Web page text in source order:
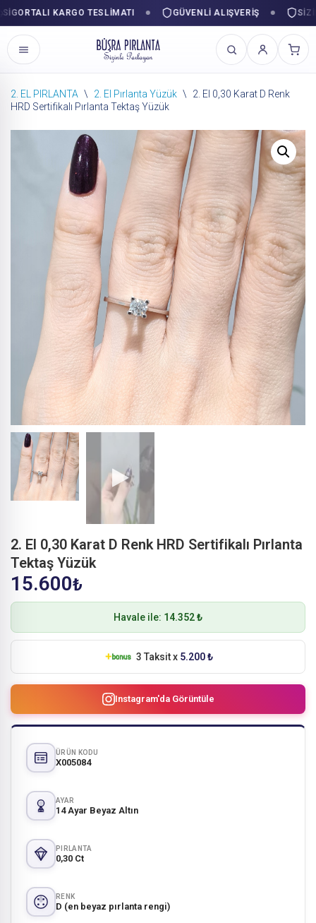
KARGO TESLIMATI GÜVENLI ALIŞVERIŞ
İçeriğe
2. EL PIRLANTA \ 2. El Pırlanta Yüzük \
2. El 0,30 Karat D Renk
HRD Sertifikalı Pırlanta Tektaş Yüzük
2. El 0,30 Karat D Renk HRD Sertifikalı Pırlanta
Tektaş Yüzük
15.600₺
Havale ile: 14.352 ₺
3 Taksit x 5.200 ₺
Instagram'da Görüntüle
ÜRÜN KODU
X005084
AYAR
14 Ayar Beyaz Altın
PIRLANTA
0,30 Ct
RENK
D (en beyaz pırlanta rengi)